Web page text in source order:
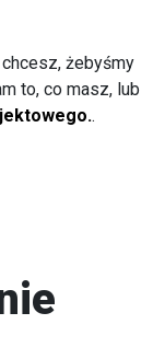
żebyśmy
to, co masz, lub
.